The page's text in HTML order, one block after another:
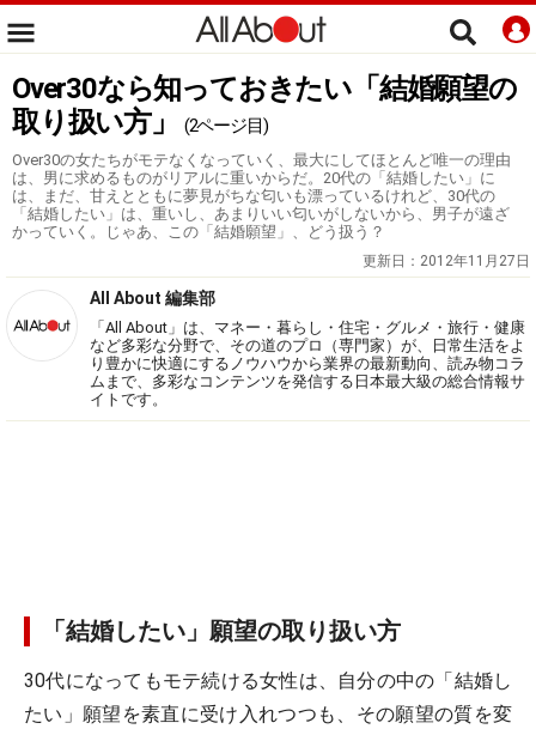
Over30なら知っておきたい「結婚願望の
取り扱い方」
(2ページ目)
Over30の女たちがモテなくなっていく、最大にしてほとんど唯一の理由
は、男に求めるものがリアルに重いからだ。20代の「結婚したい」に
は、まだ、甘えとともに夢見がちな匂いも漂っているけれど、30代の
「結婚したい」は、重いし、あまりいい匂いがしないから、男子が遠ざ
かっていく。じゃあ、この「結婚願望」、どう扱う？
更新日： 2012年11月27日
All About 編集部
「All About」は、マネー・暮らし・住宅・グルメ・旅行・健康
など多彩な分野で、その道のプロ（専門家）が、日常生活をよ
り豊かに快適にするノウハウから業界の最新動向、読み物コラ
ムまで、多彩なコンテンツを発信する日本最大級の総合情報サ
イトです。
「結婚したい」願望の取り扱い方
30代になってもモテ続ける女性は、自分の中の「結婚し
たい」願望を素直に受け入れつつも、その願望の質を変